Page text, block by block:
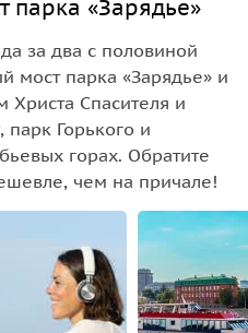
парка «Зарядье»
за два с половиной
мост парка «Зарядье» и
Спасителя и
Горького и
горах. Обратите
чем на причале!